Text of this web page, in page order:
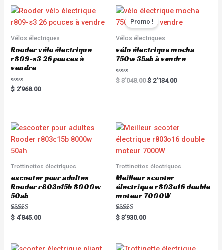
u
t
f
o
u
t
o
5
Vélos électriques
Rooder vélo électrique
r809-s3 26 pouces à
vendre
R
a
o
u
t
o
f
5
$ 2'968.00
Promo !
Vélos électriques
vélo électrique mocha
750w 35ah à vendre
R
a
u
t
f
$3'048.00 $ 2'134.00
Trottinettes électriques
escooter pour adultes
Rooder r803o15b 8000w
50ah
Rated
5.00
$ 4'845.00
Trottinettes électriques
Meilleur scooter
électrique r803o16 double
moteur 7000W
Rated
5.00
$ 3'930.00